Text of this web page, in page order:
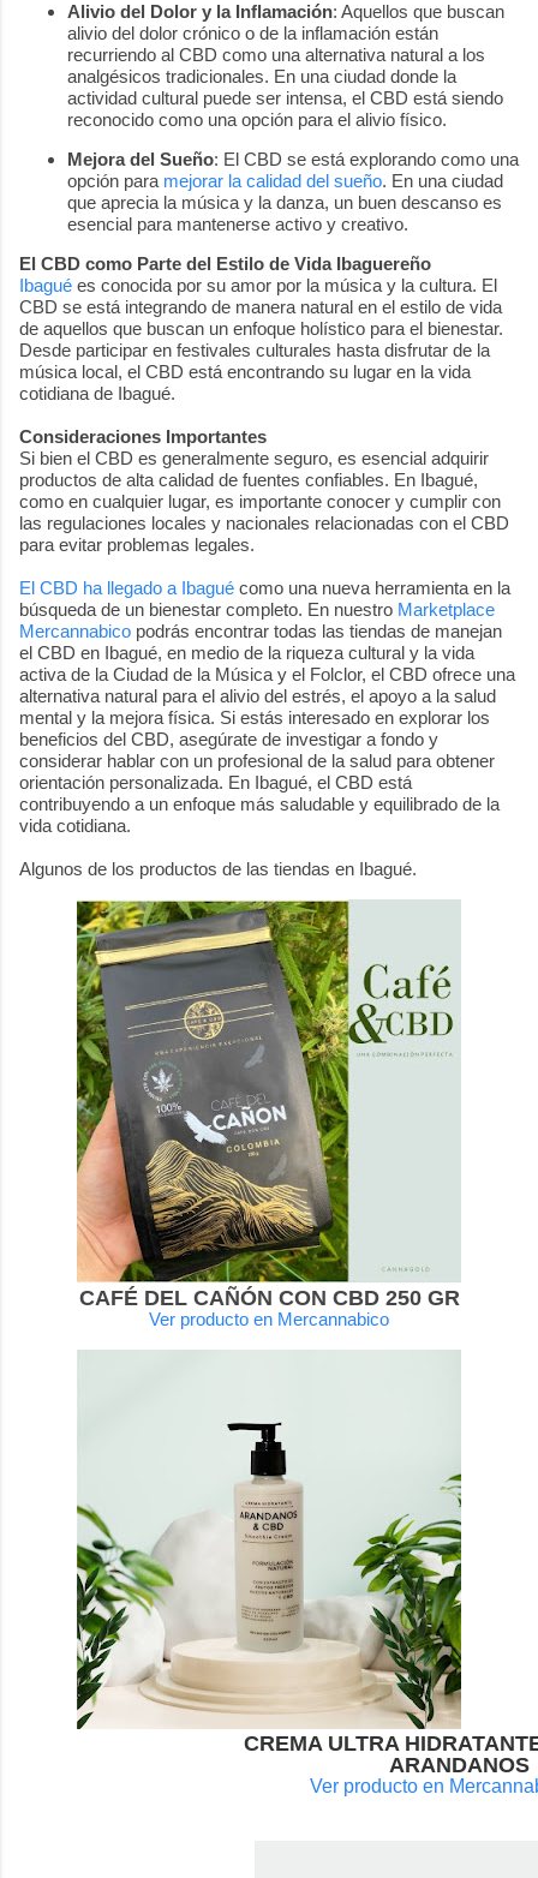
Alivio del Dolor y la Inflamación: Aquellos que buscan
alivio del dolor crónico o de la inflamación están
recurriendo al CBD como una alternativa natural a los
analgésicos tradicionales. En una ciudad donde la
actividad cultural puede ser intensa, el CBD está siendo
reconocido como una opción para el alivio físico.
Mejora del Sueño: El CBD se está explorando como una
opción para mejorar la calidad del sueño. En una ciudad
que aprecia la música y la danza, un buen descanso es
esencial para mantenerse activo y creativo.
El CBD como Parte del Estilo de Vida Ibaguereño
Ibagué es conocida por su amor por la música y la cultura. El
CBD se está integrando de manera natural en el estilo de vida
de aquellos que buscan un enfoque holístico para el bienestar.
Desde participar en festivales culturales hasta disfrutar de la
música local, el CBD está encontrando su lugar en la vida
cotidiana de Ibagué.
Consideraciones Importantes
Si bien el CBD es generalmente seguro, es esencial adquirir
productos de alta calidad de fuentes confiables. En Ibagué,
como en cualquier lugar, es importante conocer y cumplir con
las regulaciones locales y nacionales relacionadas con el CBD
para evitar problemas legales.
El CBD ha llegado a Ibagué como una nueva herramienta en la
búsqueda de un bienestar completo. En nuestro Marketplace
Mercannabico podrás encontrar todas las tiendas de manejan
el CBD en Ibagué, en medio de la riqueza cultural y la vida
activa de la Ciudad de la Música y el Folclor, el CBD ofrece una
alternativa natural para el alivio del estrés, el apoyo a la salud
mental y la mejora física. Si estás interesado en explorar los
beneficios del CBD, asegúrate de investigar a fondo y
considerar hablar con un profesional de la salud para obtener
orientación personalizada. En Ibagué, el CBD está
contribuyendo a un enfoque más saludable y equilibrado de la
vida cotidiana.
Algunos de los productos de las tiendas en Ibagué.
CAFÉ DEL CAÑÓN CON CBD 250 GR
Ver producto en Mercannabico
CREMA ULTRA HIDRATANTE
ARANDANOS
Ver producto en